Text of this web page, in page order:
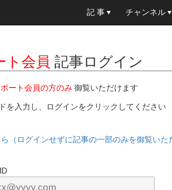
記 事 チャンネル
ト会員 記事ログイン
ート会員の方のみ 御覧いただけます
を入力し、ログインをクリックしてください
（ログインせずに記事の一部のみを御覧いた